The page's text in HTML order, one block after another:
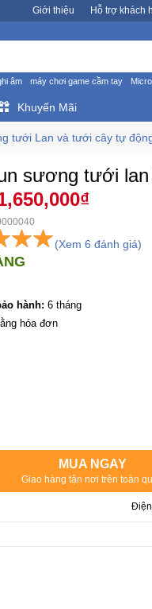
Giới thiệu Hỗ trợ khách
âm máy chơi game cầm tay
Khuyến Mãi
tưới Lan và tưới cây tự
sương tưới
(Xem 6 đánh giá)
hành: 6 tháng
hóa đơn
MUA NGAY
Giao hàng tận nơi trên toàn